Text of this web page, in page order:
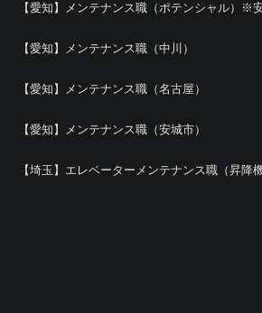
【愛知】メンテナンス職（ポテンシャル）※
【愛知】メンテナンス職（中川）
【愛知】メンテナンス職（名古屋）
【愛知】メンテナンス職（安城市）
【埼玉】エレベーターメンテナンス職（昇降